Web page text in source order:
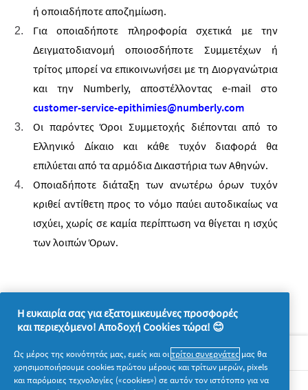
ή οποιαδήποτε αποζημίωση.
Για οποιαδήποτε πληροφορία σχετικά με την
Δειγματοδιανομή οποιοσδήποτε Συμμετέχων ή
τρίτος μπορεί να επικοινωνήσει με τη Διοργανώτρια
και την Numberly, αποστέλλοντας e-mail στο
customer-service-epithimies@numberly.com
Οι παρόντες Όροι Συμμετοχής διέπονται από το
Ελληνικό Δίκαιο και κάθε τυχόν διαφορά θα
επιλύεται από τα αρμόδια Δικαστήρια των Αθηνών.
Οποιαδήποτε διάταξη των ανωτέρω όρων τυχόν
κριθεί αντίθετη προς το νόμο παύει αυτοδικαίως να
ισχύει, χωρίς σε καμία περίπτωση να θίγεται η ισχύς
των λοιπών Όρων.
Σχετικά με την P&G
Η ευκαιρία σας για εξατομικευμένες προσφορές
και περιεχόμενο! Αποδοχή Cookies τώρα! 😊
Ως μέρος της κοινότητάς μας, εμείς και οιτρίτοι συνεργάτες μας θα
χρησιμοποιήσουμε cookies πρώτου μέρους και τρίτων μερών, pixels
και παρόμοιες τεχνολογίες («cookies») σε αυτόν τον ιστότοπο για να